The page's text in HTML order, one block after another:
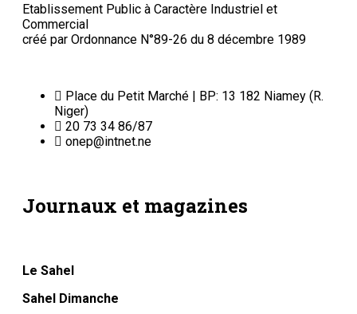
Etablissement Public à Caractère Industriel et
Commercial
créé par Ordonnance N°89-26 du 8 décembre 1989
Place du Petit Marché | BP: 13 182 Niamey (R.
Niger)
20 73 34 86/87
onep@intnet.ne
Journaux et magazines
Le Sahel
Sahel Dimanche